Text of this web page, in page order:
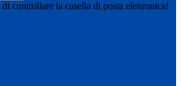
controllare la casella di posta elettronica!